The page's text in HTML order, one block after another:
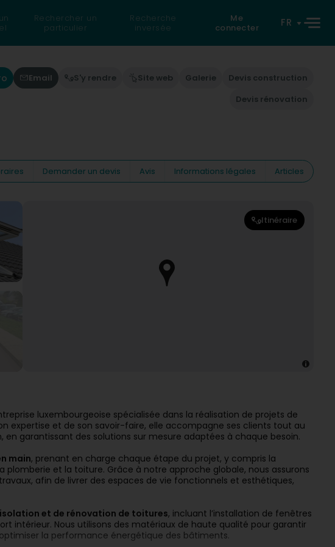
Rechercher un
particulier
Recherche
inversée
Me
connecter
FR
Email S'y rendre Site web Galerie
Devis construction
Devis rénovation
Demander un devis Avis Informations légales
Articles
Itinéraire
luxembourgeoise spécialisée dans la réalisation de projets de
expertise et de son savoir-faire, elle accompagne ses clients tout au
garantissant des solutions sur mesure adaptées à chaque besoin.
main, prenant en charge chaque étape du projet, y compris la
et la toiture. Grâce à notre approche globale, nous assurons
afin de livrer des espaces de vie fonctionnels et esthétiques,
et de rénovation de toitures, incluant l’installation de fenêtres
intérieur. Nous utilisons des matériaux de haute qualité pour garantir
la performance énergétique des bâtiments.